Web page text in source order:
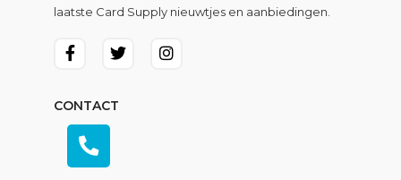
laatste Card Supply nieuwtjes en aanbiedingen.
CONTACT